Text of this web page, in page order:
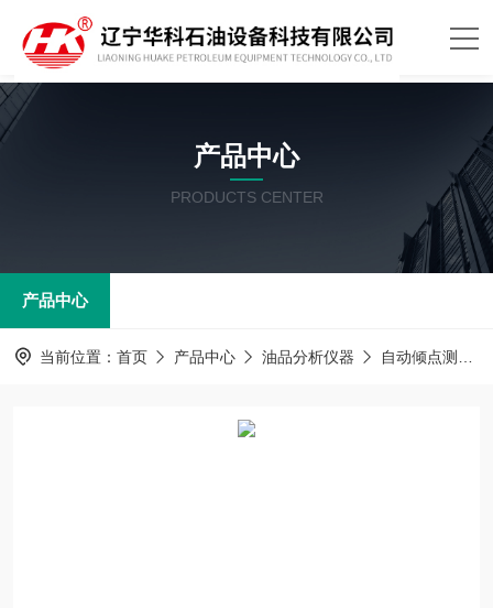
产品中心
PRODUCTS CENTER
产品中心
当前位置： 首页 产品中心 油品分析仪器 自动倾点测定器